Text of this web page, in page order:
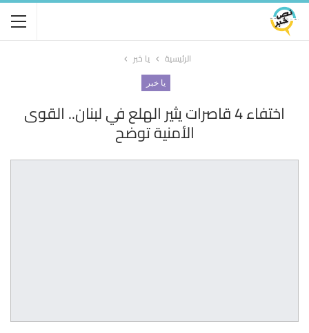
الرئيسية يا خبر
يا خبر
اختفاء 4 قاصرات يثير الهلع في لبنان.. القوى
الأمنية توضح